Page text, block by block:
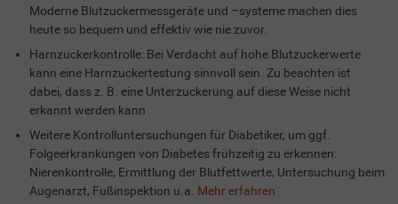
Moderne Blutzuckermessgeräte und –systeme machen dies
heute so bequem und effektiv wie nie zuvor.
Harnzuckerkontrolle: Bei Verdacht auf hohe Blutzuckerwerte
kann eine Harnzuckertestung sinnvoll sein. Zu beachten ist
dabei, dass z. B. eine Unterzuckerung auf diese Weise nicht
erkannt werden kann
Weitere Kontrolluntersuchungen für Diabetiker, um ggf.
Folgeerkrankungen von Diabetes frühzeitig zu erkennen:
Nierenkontrolle, Ermittlung der Blutfettwerte, Untersuchung beim
Augenarzt, Fußinspektion u.a. Mehr erfahren